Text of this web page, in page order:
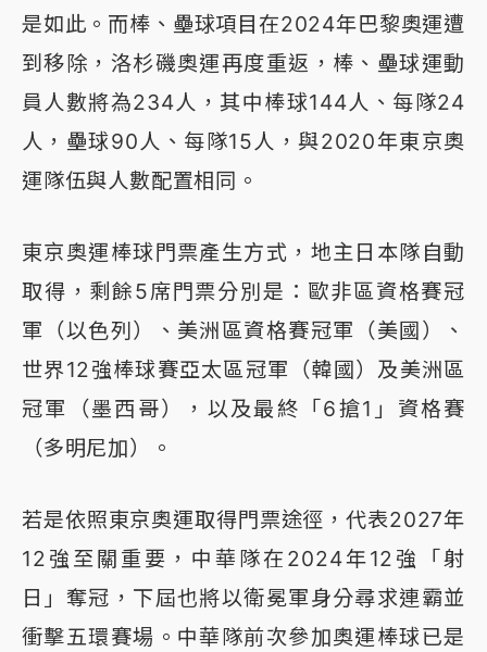
是如此。而棒、壘球項目在2024年巴黎奧運遭
到移除，洛杉磯奧運再度重返，棒、壘球運動
員人數將為234人，其中棒球144人、每隊24
人，壘球90人、每隊15人，與2020年東京奧
運隊伍與人數配置相同。
東京奧運棒球門票產生方式，地主日本隊自動
取得，剩餘5席門票分別是：歐非區資格賽冠
軍（以色列）、美洲區資格賽冠軍（美國）、
世界12強棒球賽亞太區冠軍（韓國）及美洲區
冠軍（墨西哥），以及最終「6搶1」資格賽
（多明尼加）。
若是依照東京奧運取得門票途徑，代表2027年
12強至關重要，中華隊在2024年12強「射
日」奪冠，下屆也將以衛冕軍身分尋求連霸並
衝擊五環賽場。中華隊前次參加奧運棒球已是